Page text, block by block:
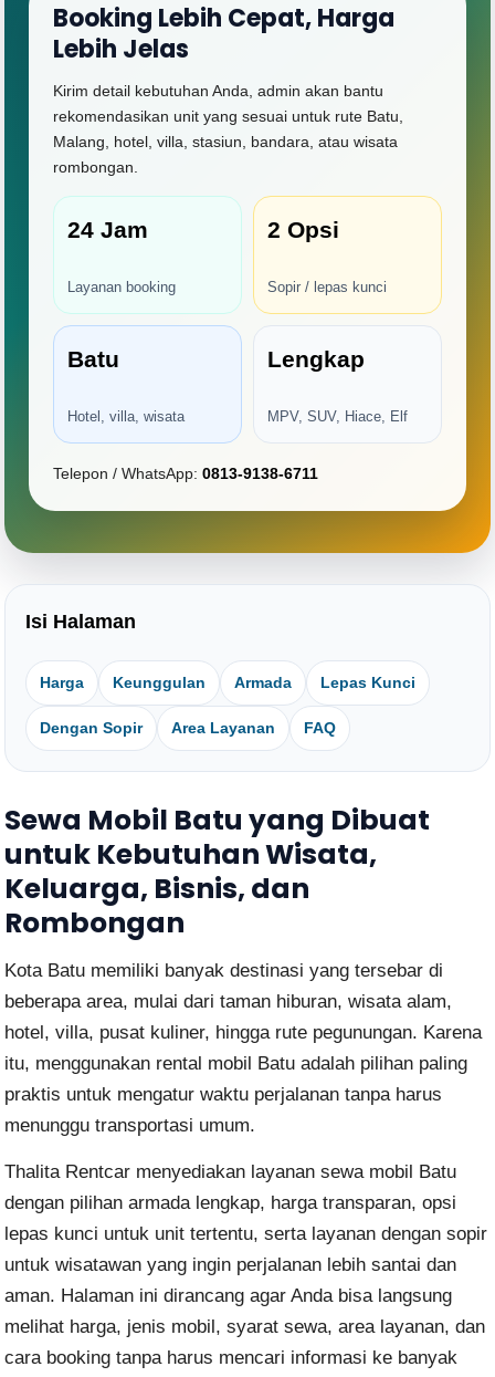
Booking Lebih Cepat, Harga
Lebih Jelas
Kirim detail kebutuhan Anda, admin akan bantu
rekomendasikan unit yang sesuai untuk rute Batu,
Malang, hotel, villa, stasiun, bandara, atau wisata
rombongan.
24 Jam
Layanan booking
2 Opsi
Sopir / lepas kunci
Batu
Hotel, villa, wisata
Lengkap
MPV, SUV, Hiace, Elf
Telepon / WhatsApp:0813-9138-6711
Isi Halaman
Harga Keunggulan Armada Lepas Kunci
Dengan Sopir Area Layanan FAQ
Sewa Mobil Batu yang Dibuat
untuk Kebutuhan Wisata,
Keluarga, Bisnis, dan
Rombongan
Kota Batu memiliki banyak destinasi yang tersebar di
beberapa area, mulai dari taman hiburan, wisata alam,
hotel, villa, pusat kuliner, hingga rute pegunungan. Karena
itu, menggunakan rental mobil Batu adalah pilihan paling
praktis untuk mengatur waktu perjalanan tanpa harus
menunggu transportasi umum.
Thalita Rentcar menyediakan layanan sewa mobil Batu
dengan pilihan armada lengkap, harga transparan, opsi
lepas kunci untuk unit tertentu, serta layanan dengan sopir
untuk wisatawan yang ingin perjalanan lebih santai dan
aman. Halaman ini dirancang agar Anda bisa langsung
melihat harga, jenis mobil, syarat sewa, area layanan, dan
cara booking tanpa harus mencari informasi ke banyak